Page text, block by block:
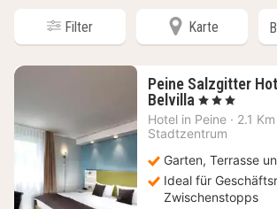
Filter Karte
Peine Salzgitter
Belvilla 2
Nächte
ab
€
, 3 Sterne
Hotel in Peine · 2.1
Stadtzentrum
Garten, Terrasse
Ideal für
Zwischenstopps